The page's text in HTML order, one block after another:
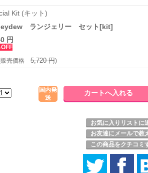
Kit (キット)
ランジェリー セット[kit]
円
販売価格5,720 円)
国内発
送
お気に入りリストに
お友達にメールで教
この商品をクチコミ